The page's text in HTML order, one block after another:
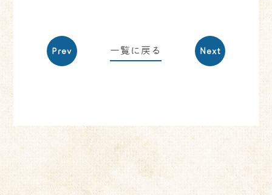
Prev 一覧に戻る Next